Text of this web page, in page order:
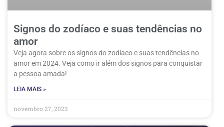
Signos do zodíaco e suas tendências no
amor
Veja agora sobre os signos do zodíaco e suas tendências no
amor em 2024. Veja como ir além dos signos para conquistar
a pessoa amada!
LEIA MAIS »
novembro 27, 2023